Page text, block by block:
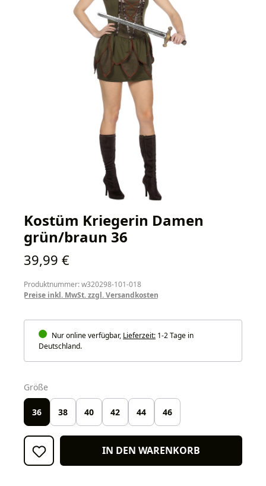
Kostüm Kriegerin Damen
grün/braun 36
Regulärer Preis:
39,99 €
Produktnummer: w320298-101-018
Preise inkl. MwSt. zzgl. Versandkosten
Nur online verfügbar, Lieferzeit: 1-2 Tage in
Deutschland.
Größe
36 38 40 42 44 46
IN DEN WARENKORB